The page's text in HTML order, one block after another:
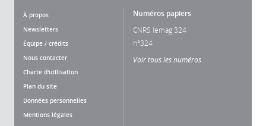
À propos
Newsletters
Équipe / crédits
Nous contacter
Charte d'utilisation
Plan du site
Données personnelles
Mentions légales
Numéros papiers
CNRS lemag 324
n°324
Voir tous les numéros